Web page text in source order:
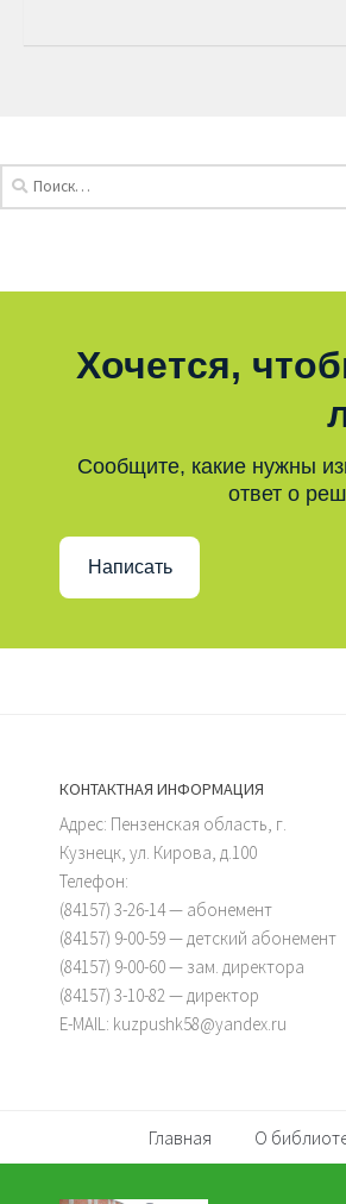
Хочется,
Сообщите, какие нужны
ответ о
Написать
КОНТАКТНАЯ ИНФОРМАЦИЯ
Адрес: Пензенская область, г.
Кузнецк, ул. Кирова, д.100
Телефон:
(84157) 3-26-14 — абонемент
(84157) 9-00-59 — детский абонемент
(84157) 9-00-60 — зам. директора
(84157) 3-10-82 — директор
E-MAIL: kuzpushk58@yandex.ru
Главная О